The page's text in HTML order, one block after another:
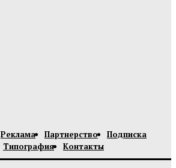
Реклама Партнерство
Подписка
Типография
Контакты